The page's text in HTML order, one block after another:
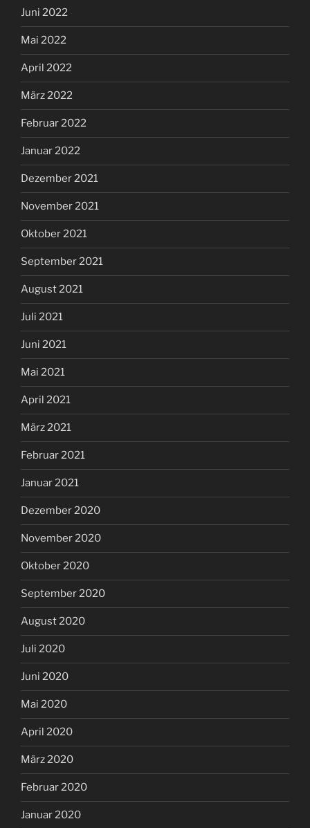
Juni 2022
Mai 2022
April 2022
März 2022
Februar 2022
Januar 2022
Dezember 2021
November 2021
Oktober 2021
September 2021
August 2021
Juli 2021
Juni 2021
Mai 2021
April 2021
März 2021
Februar 2021
Januar 2021
Dezember 2020
November 2020
Oktober 2020
September 2020
August 2020
Juli 2020
Juni 2020
Mai 2020
April 2020
März 2020
Februar 2020
Januar 2020